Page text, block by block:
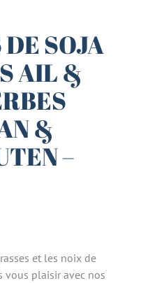
SOJA
AIL &
&
–
et les noix de
vous plaisir avec nos